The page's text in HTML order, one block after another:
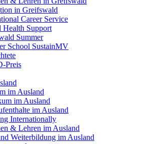
in Greifswald
Career Service
Health Support
Summer
School SustainMV
Preis
im Ausland
im Ausland
im Ausland
Internationally
& Lehren im Ausland
Weiterbildung im Ausland